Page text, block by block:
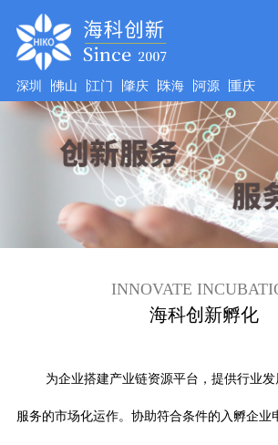
深圳 佛山 江门 肇庆 珠海 河源 重庆
INNOVATE
海科创新孵化
为企业搭建产业链资源平台，提供行业发
服务的市场化运作。协助符合条件的入孵企业